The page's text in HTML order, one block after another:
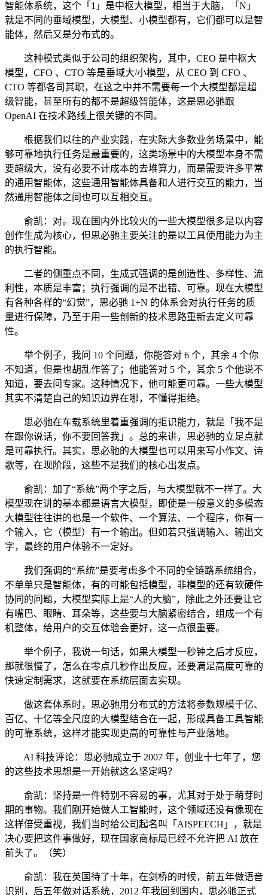
智能体系统，这个「1」是中枢大模型，相当于大脑，「N」
就是不同的垂域模型，大模型、小模型都有，它们都可以是智
能体，然后又是分布式的。
这种模式类似于公司的组织架构，其中，CEO 是中枢大
模型，CFO 、CTO 等是垂域大/小模型，从 CEO 到 CFO 、
CTO 等都各司其职，在这之中并不需要每一个大模型都是超
级智能，甚至所有的都不是超级智能体，这是思必驰跟
OpenAI 在技术路线上很关键的不同。
根据我们以往的产业实践，在实际大多数业务场景中，能
够可靠地执行任务是最重要的，这类场景中的大模型本身不需
要超级大，没有必要不计成本的去堆算力，而是需要许多平常
的通用智能体，这些通用智能体具备和人进行交互的能力，当
然通用智能体之间也可以互相交互。
俞凯：对。现在国内外比较火的一些大模型很多是以内容
创作生成为核心，但思必驰主要关注的是以工具使用能力为主
的执行智能。
二者的侧重点不同，生成式强调的是创造性、多样性、流
利性，本质是丰富；执行强调的是不出错、可靠。现在大模型
有各种各样的“幻觉”，思必驰 1+N 的体系会对执行任务的质
量进行保障，乃至于用一些创新的技术思路重新去定义可靠
性。
举个例子，我问 10 个问题，你能答对 6 个，其余 4 个你
不知道，但是也胡乱作答了；他能答对 5 个，其余 5 个他说不
知道，要去问专家。这种情况下，他可能更可靠。一些大模型
其实不清楚自己的知识边界在哪，不懂得拒绝。
思必驰在车载系统里着重强调的拒识能力，就是「我不是
在跟你说话，你不要回答我」。总的来讲，思必驰的立足点就
是可靠执行。其实，思必驰的大模型也可以用来写小作文、诗
歌等，在现阶段，这些不是我们的核心出发点。
俞凯：加了“系统”两个字之后，与大模型就不一样了。大
模型现在讲的基本都是语言大模型，即使是一般意义的多模态
大模型往往讲的也是一个软件、一个算法、一个程序，你有一
个输入，它（模型）有一个输出。但如若只强调输入、输出文
字，最终的用户体验不一定好。
我们强调的“系统”是要考虑多个不同的全链路系统组合，
不单单只是智能体，有的可能包括模型，非模型的还有软硬件
协同的问题，大模型实际上是“人的大脑”，除此之外还要让它
有嘴巴、眼睛、耳朵等，这些要与大脑紧密结合，组成一个有
机整体，给用户的交互体验会更好，这一点很重要。
举个例子，我说一句话，如果大模型一秒钟之后才反应，
那就很慢了，怎么在零点几秒作出反应，还要满足高度可靠的
快速定制需求，这就要在系统层面去实现。
做这套体系时，思必驰用分布式的方法将参数规模千亿、
百亿、十亿等全尺度的大模型结合在一起，形成具备工具智能
的可靠系统，这样才能实现更高的可靠性与产业落地。
AI 科技评论：思必驰成立于 2007 年，创业十七年了，您
的这些技术思想是一开始就这么坚定吗？
俞凯：坚持是一件特别不容易的事，尤其对于处于萌芽时
期的事物。我们刚开始做人工智能时，这个领域还没有像现在
这样倍受重视，我们当时给公司起名叫「AISPEECH」，就是
决心要把这件事做好，现在国家商标局已经不允许把 AI 放在
前头了。（笑）
俞凯：我在英国待了十年，在剑桥的时候，前五年做语音
识别，后五年做对话系统，2012 年我回到国内，思必驰正式